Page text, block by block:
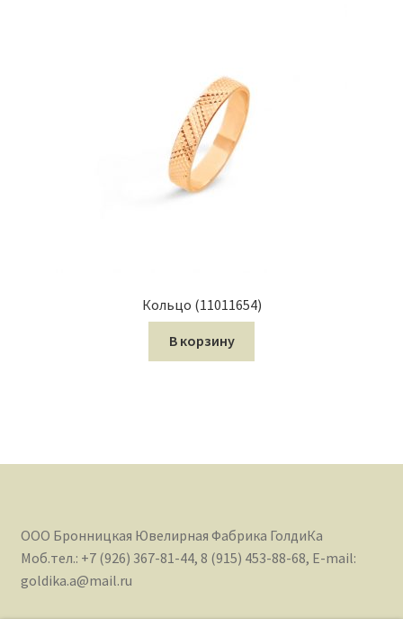
Кольцо (11011654)
В корзину
ООО Бронницкая Ювелирная Фабрика ГолдиКа
Моб.тел.: +7 (926) 367-81-44, 8 (915) 453-88-68, E-mail:
goldika.a@mail.ru